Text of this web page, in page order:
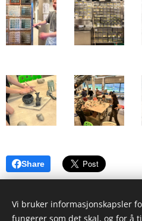
Share
Vi bruker informasjonskapsler
fungerer som det skal, og for å